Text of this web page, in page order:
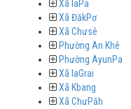
Xã laPa
Xã ĐăkPơ
Xã Chưsê
Phường An Khê
Phường AyunPa
Xã laGrai
Xã Kbang
Xã ChưPăh